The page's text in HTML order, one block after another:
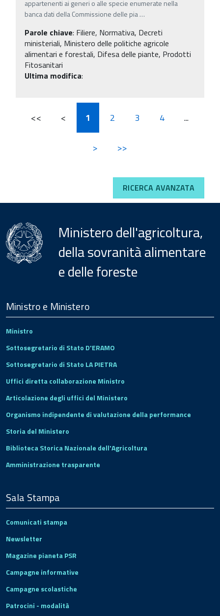
appartenenti ai generi o alle specie enumerate nella
banca dati della Commissione delle pia…
Parole chiave: Filiere, Normativa, Decreti
ministeriali, Ministero delle politiche agricole
alimentari e forestali, Difesa delle piante, Prodotti
Fitosanitari
Ultima modifica:
<< < 1 2 3 4 ...
> >>
RICERCA AVANZATA
Ministero dell'agricoltura,
della sovranità alimentare
e delle foreste
Footer
Ministro e Ministero
Ministro
Sottosegretario di Stato D'ERAMO
Sottosegretario di Stato LA PIETRA
Uffici diretta collaborazione Ministro
Articolazione degli uffici del Ministero
Organismo indipendente di valutazione della performance
Storia del Ministero
Biblioteca Storica Nazionale dell'Agricoltura
Amministrazione trasparente
Sala Stampa
Comunicati stampa
Newsletter
Magazine pianeta PSR
Campagne informative
Campagne scolastiche
Patrocini - modalità